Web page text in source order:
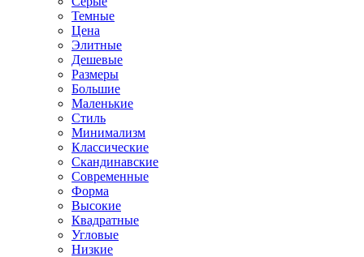
Темные
Цена
Элитные
Дешевые
Размеры
Большие
Маленькие
Стиль
Минимализм
Классические
Скандинавские
Современные
Форма
Высокие
Квадратные
Угловые
Низкие